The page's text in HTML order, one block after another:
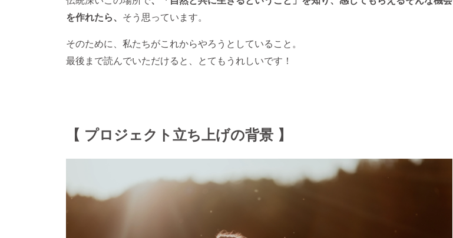
を作れたら、 そう思っています。
そのために、私たちがこれからやろうとしていること。
最後まで読んでいただけると、とてもうれしいです！
【 プロジェクト立ち上げの背景 】